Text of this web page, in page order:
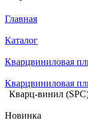
Главная
Каталог
Кварцвиниловая
Кварцвиниловая
Кварц-винил
Новинка